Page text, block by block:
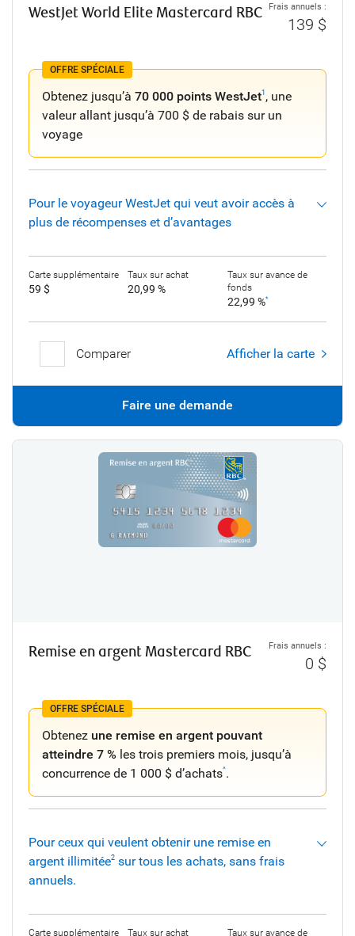
WestJet World Elite Mastercard RBC Frais annuels :
139 $
OFFRE SPÉCIALE
Obtenez jusqu’à 70 000 points WestJet1 , une
valeur allant jusqu’à 700 $ de rabais sur un
voyage
Pour le voyageur WestJet qui veut avoir accès à
plus de récompenses et d’avantages
Carte supplémentaire
59 $
Taux sur achat
20,99 %
Taux sur avance de
fonds
22,99 %*
Comparer Afficher la carte
Faire une demande
Remise en argent Mastercard RBC Frais annuels :
0 $
OFFRE SPÉCIALE
Obtenez une remise en argent pouvant
atteindre 7 % les trois premiers mois, jusqu’à
concurrence de 1 000 $ d’achats^.
Pour ceux qui veulent obtenir une remise en
argent illimitée2 sur tous les achats, sans frais
annuels.
Carte supplémentaire Taux sur achat Taux sur avance de